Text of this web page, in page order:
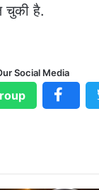
चुकी है.
Social Media